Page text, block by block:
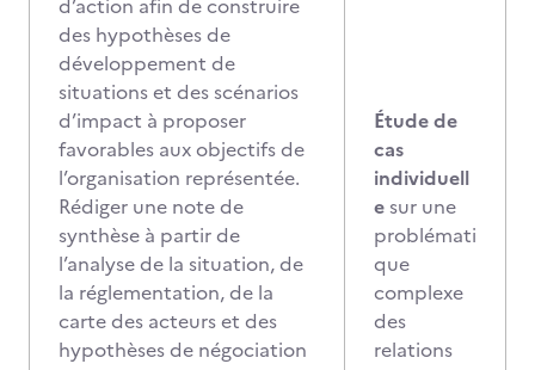
d’action afin de construire
des hypothèses de
développement de
situations et des scénarios
d’impact à proposer
favorables aux objectifs de
l’organisation représentée.
Rédiger une note de
synthèse à partir de
l’analyse de la situation, de
la réglementation, de la
carte des acteurs et des
hypothèses de négociation
Étude de
cas
individuell
e sur une
problémati
que
complexe
des
relations